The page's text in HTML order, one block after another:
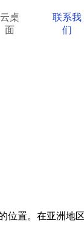
云桌
面
联系我
们
位置。在亚洲地